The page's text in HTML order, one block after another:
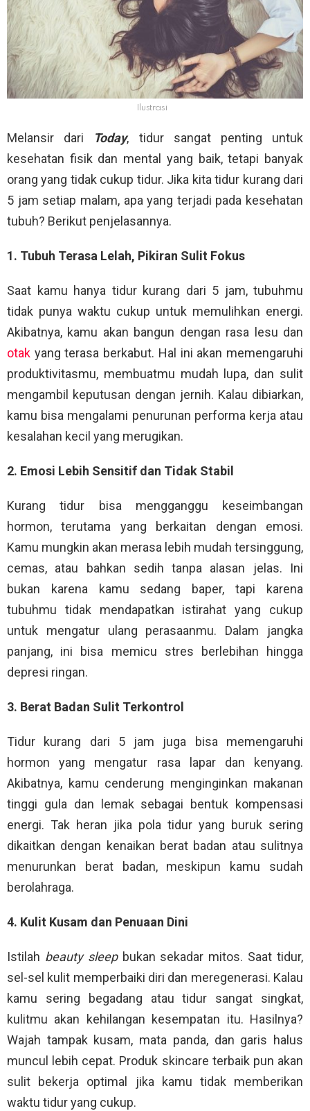
Ilustrasi
Melansir dari Today, tidur sangat penting untuk
kesehatan fisik dan mental yang baik, tetapi banyak
orang yang tidak cukup tidur. Jika kita tidur kurang dari
5 jam setiap malam, apa yang terjadi pada kesehatan
tubuh? Berikut penjelasannya.
1. Tubuh Terasa Lelah, Pikiran Sulit Fokus
Saat kamu hanya tidur kurang dari 5 jam, tubuhmu
tidak punya waktu cukup untuk memulihkan energi.
Akibatnya, kamu akan bangun dengan rasa lesu dan
otak yang terasa berkabut. Hal ini akan memengaruhi
produktivitasmu, membuatmu mudah lupa, dan sulit
mengambil keputusan dengan jernih. Kalau dibiarkan,
kamu bisa mengalami penurunan performa kerja atau
kesalahan kecil yang merugikan.
2. Emosi Lebih Sensitif dan Tidak Stabil
Kurang tidur bisa mengganggu keseimbangan
hormon, terutama yang berkaitan dengan emosi.
Kamu mungkin akan merasa lebih mudah tersinggung,
cemas, atau bahkan sedih tanpa alasan jelas. Ini
bukan karena kamu sedang baper, tapi karena
tubuhmu tidak mendapatkan istirahat yang cukup
untuk mengatur ulang perasaanmu. Dalam jangka
panjang, ini bisa memicu stres berlebihan hingga
depresi ringan.
3. Berat Badan Sulit Terkontrol
Tidur kurang dari 5 jam juga bisa memengaruhi
hormon yang mengatur rasa lapar dan kenyang.
Akibatnya, kamu cenderung menginginkan makanan
tinggi gula dan lemak sebagai bentuk kompensasi
energi. Tak heran jika pola tidur yang buruk sering
dikaitkan dengan kenaikan berat badan atau sulitnya
menurunkan berat badan, meskipun kamu sudah
berolahraga.
4. Kulit Kusam dan Penuaan Dini
Istilah beauty sleepbukan sekadar mitos. Saat tidur,
sel-sel kulit memperbaiki diri dan meregenerasi. Kalau
kamu sering begadang atau tidur sangat singkat,
kulitmu akan kehilangan kesempatan itu. Hasilnya?
Wajah tampak kusam, mata panda, dan garis halus
muncul lebih cepat. Produk skincare terbaik pun akan
sulit bekerja optimal jika kamu tidak memberikan
waktu tidur yang cukup.